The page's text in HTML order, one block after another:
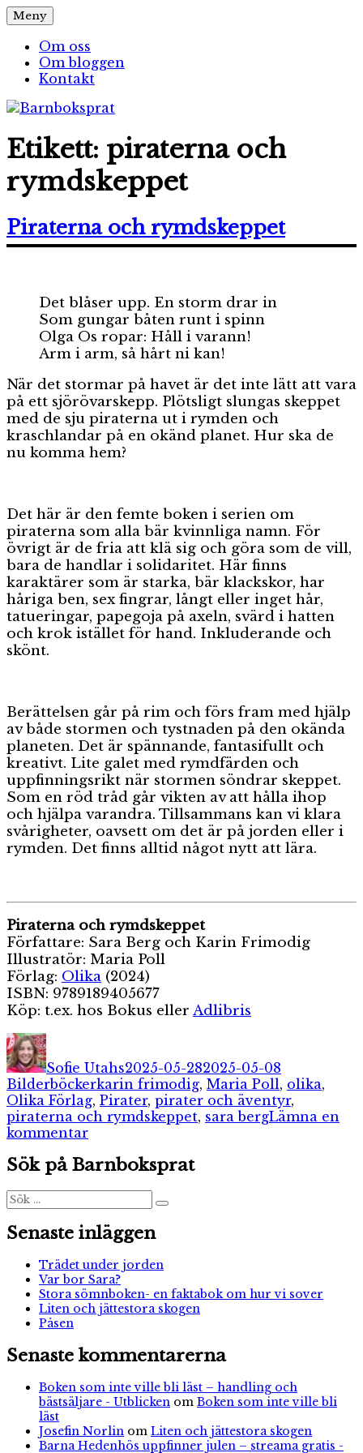
Hoppa
till
innehåll
Barnboksprat
– en blogg om barnböcker
Meny
Om oss
Om bloggen
Kontakt
Etikett: piraterna och
rymdskeppet
Piraterna och rymdskeppet
Det blåser upp. En storm drar in
Som gungar båten runt i spinn
Olga Os ropar: Håll i varann!
Arm i arm, så hårt ni kan!
När det stormar på havet är det inte lätt att vara
på ett sjörövarskepp. Plötsligt slungas skeppet
med de sju piraterna ut i rymden och
kraschlandar på en okänd planet. Hur ska de
nu komma hem?
Det här är den femte boken i serien om
piraterna som alla bär kvinnliga namn. För
övrigt är de fria att klä sig och göra som de vill,
bara de handlar i solidaritet. Här finns
karaktärer som är starka, bär klackskor, har
håriga ben, sex fingrar, långt eller inget hår,
tatueringar, papegoja på axeln, svärd i hatten
och krok istället för hand. Inkluderande och
skönt.
Berättelsen går på rim och förs fram med hjälp
av både stormen och tystnaden på den okända
planeten. Det är spännande, fantasifullt och
kreativt. Lite galet med rymdfärden och
uppfinningsrikt när stormen söndrar skeppet.
Som en röd tråd går vikten av att hålla ihop
och hjälpa varandra. Tillsammans kan vi klara
svårigheter, oavsett om det är på jorden eller i
rymden. Det finns alltid något nytt att lära.
Piraterna och rymdskeppet
Författare: Sara Berg och Karin Frimodig
Illustratör: Maria Poll
Förlag: Olika (2024)
ISBN: 9789189405677
Köp: t.ex. hos Bokus eller Adlibris
Författare
Sofie Utahs2025-05-282025-05-08
BilderböckerEtiketter
karin frimodig, Maria Poll, olika,
Olika Förlag, Pirater, pirater och äventyr,
piraterna och rymdskeppet, sara bergLämna en
kommentartill
och
rymdskeppet
Sök på Barnboksprat
Sök
efter:
Sök
Senaste inläggen
Trädet under jorden
Var bor Sara?
Stora sömnboken- en faktabok om hur vi sover
Liten och jättestora skogen
Påsen
Senaste kommentarerna
Boken som inte ville bli läst – handling och
bästsäljare - Utblicken om Boken som inte ville bli
läst
Josefin Norlin om Liten och jättestora skogen
Barna Hedenhös uppfinner julen – streama gratis -